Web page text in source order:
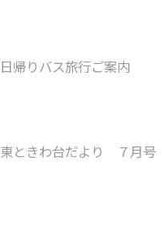
日帰りバス旅行ご案内
東ときわ台だより ７月号